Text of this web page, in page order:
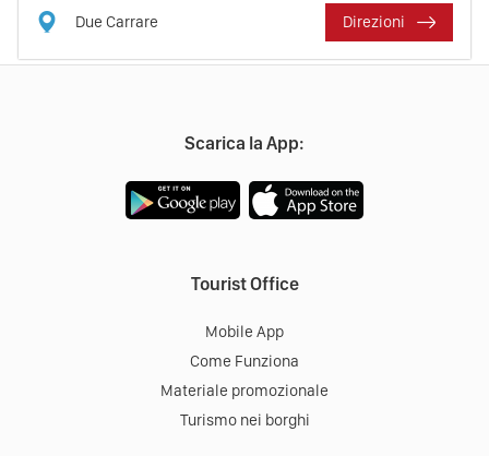
Due Carrare Direzioni
Scarica la App:
Tourist Office
Mobile App
Come Funziona
Materiale promozionale
Turismo nei borghi